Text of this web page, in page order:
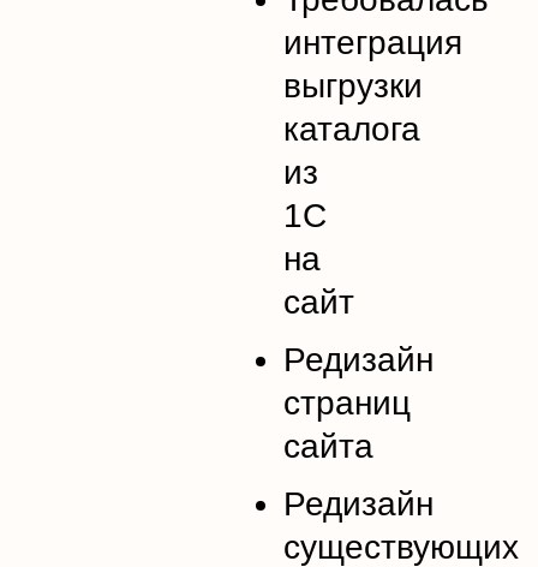
интеграция
выгрузки
каталога
из
1С
на
сайт
Редизайн
страниц
сайта
Редизайн
существующих